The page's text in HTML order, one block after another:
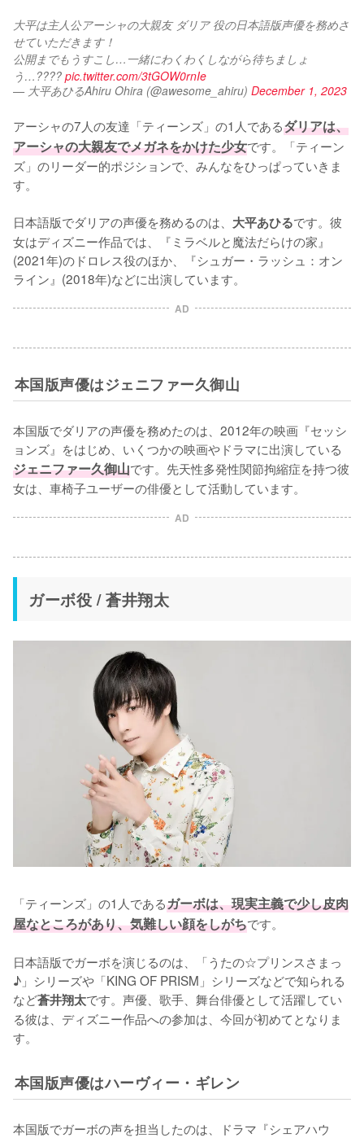
大平は主人公アーシャの大親友 ダリア 役の日本語版声優を務めさ
せていただきます！
公開までもうすこし…一緒にわくわくしながら待ちましょ
う…???? pic.twitter.com/3tGOW0rnIe
— 大平あひるAhiru Ohira (@awesome_ahiru) December 1, 2023
アーシャの7人の友達「ティーンズ」の1人であるダリアは、
アーシャの大親友でメガネをかけた少女です。「ティーン
ズ」のリーダー的ポジションで、みんなをひっぱっていきま
す。
日本語版でダリアの声優を務めるのは、 大平あひるです。彼
女はディズニー作品では、『ミラベルと魔法だらけの家』
(2021年)のドロレス役のほか、『シュガー・ラッシュ：オン
ライン』(2018年)などに出演しています。
AD
本国版声優はジェニファー久御山
本国版でダリアの声優を務めたのは、2012年の映画『セッシ
ョンズ』をはじめ、いくつかの映画やドラマに出演している
ジェニファー久御山です。先天性多発性関節拘縮症を持つ彼
女は、車椅子ユーザーの俳優として活動しています。
AD
ガーボ役 / 蒼井翔太
「ティーンズ」の1人であるガーボは、現実主義で少し皮肉
屋なところがあり、気難しい顔をしがちです。
日本語版でガーボを演じるのは、「うたの☆プリンスさまっ
♪」シリーズや「KING OF PRISM」シリーズなどで知られる
など蒼井翔太です。声優、歌手、舞台俳優として活躍してい
る彼は、ディズニー作品への参加は、今回が初めてとなりま
す。
本国版声優はハーヴィー・ギレン
本国版でガーボの声を担当したのは、ドラマ『シェアハウ